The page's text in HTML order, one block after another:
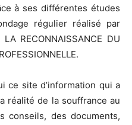
à ses différentes études
régulier réalisé par
RECONNAISSANCE DU
ce site d’information qui a
réalité de la souffrance au
conseils, des documents,